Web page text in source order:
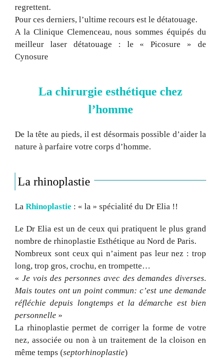
regrettent.
Pour ces derniers, l’ultime recours est le détatouage.
A la Clinique Clemenceau, nous sommes équipés du
meilleur laser détatouage : le « Picosure » de
Cynosure
La chirurgie esthétique chez
l’homme
De la tête au pieds, il est désormais possible d’aider la
nature à parfaire votre corps d’homme.
La rhinoplastie
La Rhinoplastie : « la » spécialité du Dr Elia !!
Le Dr Elia est un de ceux qui pratiquent le plus grand
nombre de rhinoplastie Esthétique au Nord de Paris.
Nombreux sont ceux qui n’aiment pas leur nez : trop
long, trop gros, crochu, en trompette…
« Je vois des personnes avec des demandes diverses.
Mais toutes ont un point commun: c’est une demande
réfléchie depuis longtemps et la démarche est bien
personnelle »
La rhinoplastie permet de corriger la forme de votre
nez, associée ou non à un traitement de la cloison en
même temps (septorhinoplastie)